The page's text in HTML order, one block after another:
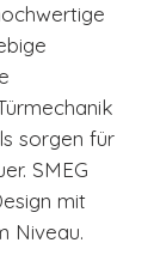
sorgen für
SMEG
mit
Niveau.